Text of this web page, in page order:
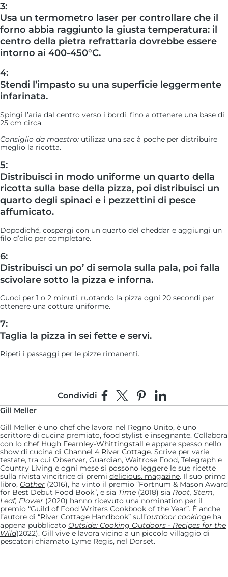
3:
Usa un termometro laser per controllare che il
forno abbia raggiunto la giusta temperatura: il
centro della pietra refrattaria dovrebbe essere
intorno ai 400-450°C.
4:
Stendi l’impasto su una superficie leggermente
infarinata.
Spingi l’aria dal centro verso i bordi, fino a ottenere una base di
25 cm circa.
Consiglio da maestro: utilizza una sac à poche per distribuire
meglio la ricotta.
5:
Distribuisci in modo uniforme un quarto della
ricotta sulla base della pizza, poi distribuisci un
quarto degli spinaci e i pezzettini di pesce
affumicato.
Dopodiché, cospargi con un quarto del cheddar e aggiungi un
filo d’olio per completare.
6:
Distribuisci un po’ di semola sulla pala, poi falla
scivolare sotto la pizza e inforna.
Cuoci per 1 o 2 minuti, ruotando la pizza ogni 20 secondi per
ottenere una cottura uniforme.
7:
Taglia la pizza in sei fette e servi.
Ripeti i passaggi per le pizze rimanenti.
Condividi Condividi su Facebook
Condividi su X
Fai pin su Pinterest
Condividi su
Gill Meller
Gill Meller è uno chef che lavora nel Regno Unito, è uno
scrittore di cucina premiato, food stylist e insegnante. Collabora
con lo chef Hugh Fearnley-Whittingstall e appare spesso nello
show di cucina di Channel 4 River Cottage. Scrive per varie
testate, tra cui Observer, Guardian, Waitrose Food, Telegraph e
Country Living e ogni mese si possono leggere le sue ricette
sulla rivista vincitrice di premi delicious. magazine. Il suo primo
libro, Gather (2016), ha vinto il premio “Fortnum & Mason Award
for Best Debut Food Book”, e sia Time (2018) sia Root, Stem,
Leaf, Flower (2020) hanno ricevuto una nomination per il
premio “Guild of Food Writers Cookbook of the Year”. È anche
l’autore di “River Cottage Handbook” sull’outdoor cookinge ha
appena pubblicato Outside: Cooking Outdoors - Recipes for the
Wild(2022). Gill vive e lavora vicino a un piccolo villaggio di
pescatori chiamato Lyme Regis, nel Dorset.